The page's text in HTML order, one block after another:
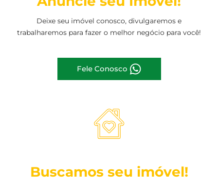
Deixe seu imóvel conosco, divulgaremos e
trabalharemos para fazer o melhor negócio para você!
Fele Conosco
Buscamos seu imóvel!